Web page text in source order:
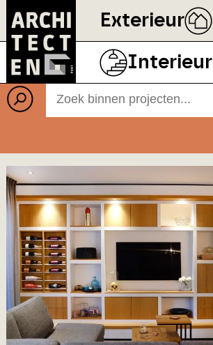
Exterieur
Interieur
Projecten
BEELD ECOPHON